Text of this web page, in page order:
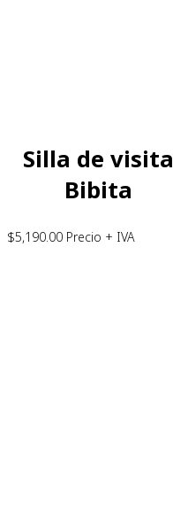
Silla de visita
Bibita
$5,190.00 Precio + IVA